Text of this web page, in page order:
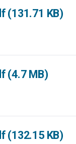
(131.71 KB)
(4.7 MB)
(132.15 KB)